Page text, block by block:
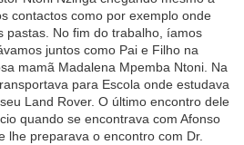
contactos como por exemplo onde
pastas. No fim do trabalho, íamos
juntos como Pai e Filho na
mamã Madalena Mpemba Ntoni. Na
para Escola onde estudava
Land Rover. O último encontro dele
quando se encontrava com Afonso
lhe preparava o encontro com Dr.